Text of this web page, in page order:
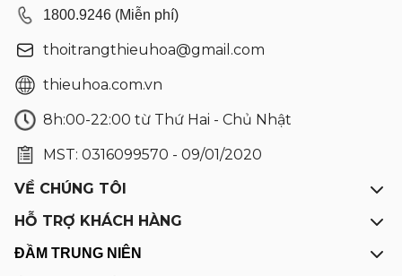
1800.9246 (Miễn phí)
thoitrangthieuhoa@gmail.com
thieuhoa.com.vn
8h:00-22:00 từ Thứ Hai - Chủ Nhật
MST: 0316099570 - 09/01/2020
VỀ CHÚNG TÔI
HỖ TRỢ KHÁCH HÀNG
ĐẦM TRUNG NIÊN